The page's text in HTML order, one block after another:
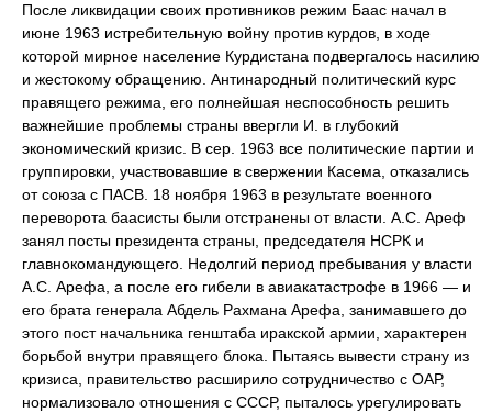
После ликвидации своих противников режим Баас начал в
июне 1963 истребительную войну против курдов, в ходе
которой мирное население Курдистана подвергалось насилию
и жестокому обращению. Антинародный политический курс
правящего режима, его полнейшая неспособность решить
важнейшие проблемы страны ввергли И. в глубокий
экономический кризис. В сер. 1963 все политические партии и
группировки, участвовавшие в свержении Касема, отказались
от союза с ПАСВ. 18 ноября 1963 в результате военного
переворота баасисты были отстранены от власти. А.С. Ареф
занял посты президента страны, председателя НСРК и
главнокомандующего. Недолгий период пребывания у власти
А.С. Арефа, а после его гибели в авиакатастрофе в 1966 — и
его брата генерала Абдель Рахмана Арефа, занимавшего до
этого пост начальника генштаба иракской армии, характерен
борьбой внутри правящего блока. Пытаясь вывести страну из
кризиса, правительство расширило сотрудничество с ОАР,
нормализовало отношения с СССР, пыталось урегулировать